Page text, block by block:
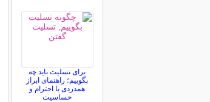
برای تسلیت باید چه
بگوییم؛ راهنمای ابراز
همدردی با احترام و
حساسیت